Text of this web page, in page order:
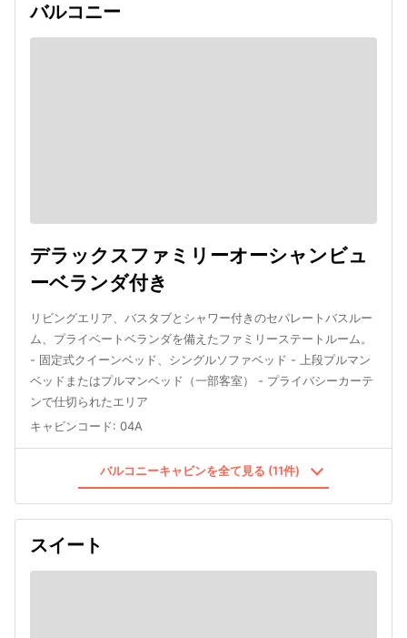
バルコニー
デラックスファミリーオーシャンビュ
ーベランダ付き
リビングエリア、バスタブとシャワー付きのセパレートバスルー
ム、プライベートベランダを備えたファミリーステートルーム。
- 固定式クイーンベッド、シングルソファベッド - 上段プルマン
ベッドまたはプルマンベッド（一部客室） - プライバシーカーテ
ンで仕切られたエリア
キャビンコード: 04A
バルコニーキャビンを全て見る (11件)
スイート